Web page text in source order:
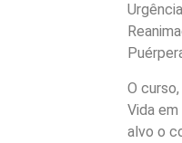
O
Vida
alvo o